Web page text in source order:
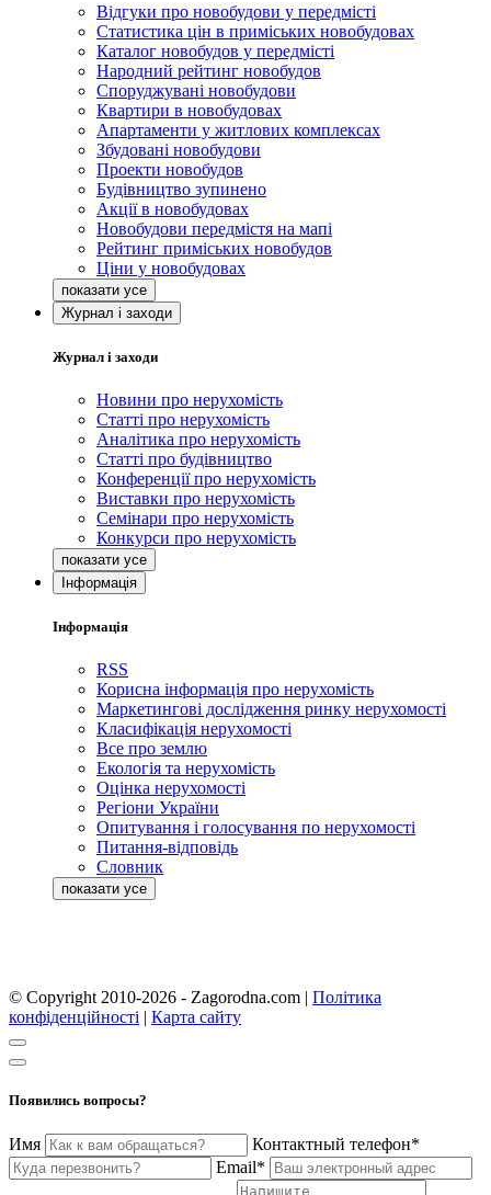
Відгуки про новобудови у передмісті
Статистика цін в приміських новобудовах
Каталог новобудов у передмісті
Народний рейтинг новобудов
Споруджувані новобудови
Квартири в новобудовах
Апартаменти у житлових комплексах
Збудовані новобудови
Проекти новобудов
Будівництво зупинено
Акції в новобудовах
Новобудови передмістя на мапі
Рейтинг приміських новобудов
Ціни у новобудовах
Журнал і заходи
Журнал і заходи
Новини про нерухомість
Статті про нерухомість
Аналітика про нерухомість
Статті про будівництво
Конференції про нерухомість
Виставки про нерухомість
Семінари про нерухомість
Конкурси про нерухомість
Інформація
Інформація
RSS
Корисна інформація про нерухомість
Маркетингові дослідження ринку нерухомості
Класифікація нерухомості
Все про землю
Екологія та нерухомість
Оцінка нерухомості
Регіони України
Опитування і голосування по нерухомості
Питання-відповідь
Словник
© Copyright 2010-2026 - Zagorodna.com | Політика
конфіденційності | Карта сайту
Появились вопросы?
Имя
Контактный телефон*
Email*